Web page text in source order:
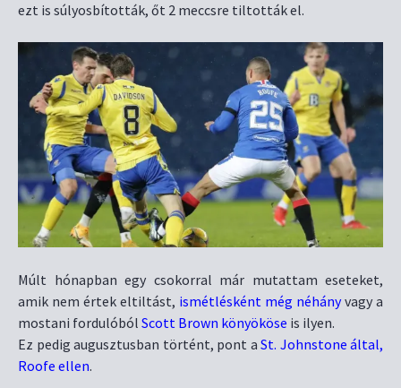
ezt is súlyosbították, őt 2 meccsre tiltották el.
Múlt hónapban egy csokorral már mutattam eseteket,
amik nem értek eltiltást, ismétlésként még néhányvagy a
mostani fordulóból Scott Brown könyököse is ilyen.
Ez pedig augusztusban történt, pont a St. Johnstone által,
Roofe ellen.